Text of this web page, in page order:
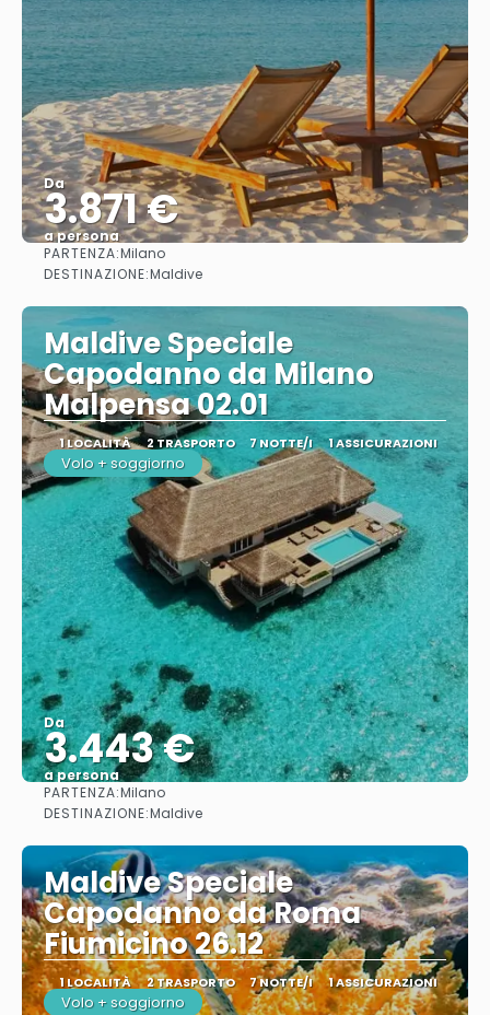
Da
3.871 €
a persona
PARTENZA:Milano
DESTINAZIONE:Maldive
Maldive Speciale
Capodanno da Milano
Malpensa 02.01
1 LOCALITÀ 2 TRASPORTO 7 NOTTE/I 1 ASSICURAZIONI
Volo + soggiorno
Da
3.443 €
a persona
PARTENZA:Milano
DESTINAZIONE:Maldive
Maldive Speciale
Capodanno da Roma
Fiumicino 26.12
1 LOCALITÀ 2 TRASPORTO 7 NOTTE/I 1 ASSICURAZIONI
Volo + soggiorno